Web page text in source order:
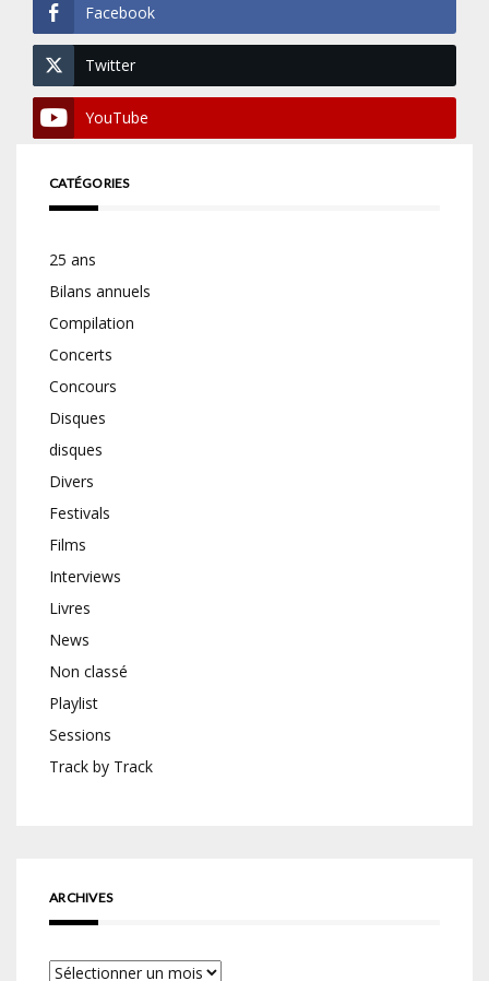
Facebook
Twitter
YouTube
CATÉGORIES
25 ans
Bilans annuels
Compilation
Concerts
Concours
Disques
disques
Divers
Festivals
Films
Interviews
Livres
News
Non classé
Playlist
Sessions
Track by Track
ARCHIVES
Archives